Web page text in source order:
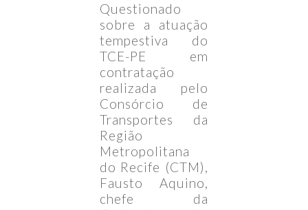
Questionado
sobre a atuação
tempestiva do
TCE-PE em
contratação
realizada pelo
Consórcio de
Transportes da
Região
Metropolitana
do Recife (CTM),
Fausto Aquino,
chefe da